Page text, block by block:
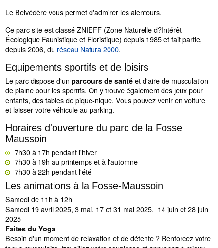
Le Belvédère vous permet d'admirer les alentours.
Ce parc site est classé ZNIEFF (Zone Naturelle d?Intérêt
Écologique Faunistique et Floristique) depuis 1985 et fait partie,
depuis 2006, du réseau Natura 2000.
Equipements sportifs et de loisirs
Le parc dispose d'un parcours de santé et d'aire de musculation
de plaine pour les sportifs. On y trouve également des jeux pour
enfants, des tables de pique-nique. Vous pouvez venir en voiture
et laisser votre véhicule au parking.
Horaires d'ouverture du parc de la Fosse
Maussoin
7h30 à 17h pendant l'hiver
7h30 à 19h au printemps et à l'automne
7h30 à 22h pendant l'été
Les animations à la Fosse-Maussoin
Samedi de 11h à 12h
Samedi 19 avril 2025, 3 mai, 17 et 31 mai 2025, 14 juin et 28 juin
2025
Faites du Yoga
Besoin d'un moment de relaxation et de détente ? Renforcez votre